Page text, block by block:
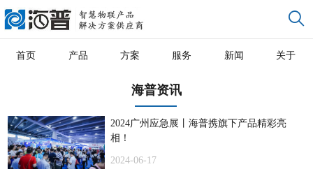
首页 产品 方案 服务 新闻 关于
海普资讯
2024广州应急展丨海普携旗下产品精彩亮
相！
2024-06-17